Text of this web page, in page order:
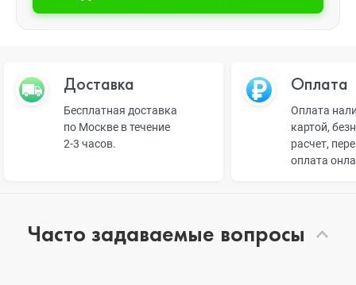
Доставка
Бесплатная доставка
по Москве в течение
2-3 часов.
Оплата
Оплата
картой,
расчет,
оплата
Часто задаваемые вопросы